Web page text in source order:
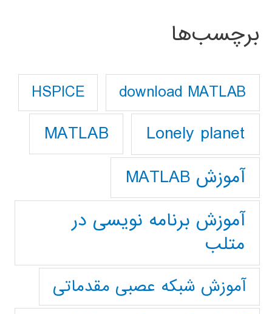
برچسب‌ها
download MATLAB
HSPICE
Lonely planet
MATLAB
آموزش MATLAB
آموزش برنامه نویسی در
متلب
آموزش شبکه عصبی مقدماتی